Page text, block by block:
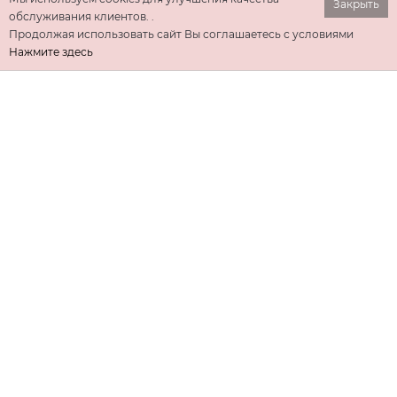
Закрыть
обслуживания клиентов. .
Продолжая использовать сайт Вы соглашаетесь с условиями
Нажмите здесь